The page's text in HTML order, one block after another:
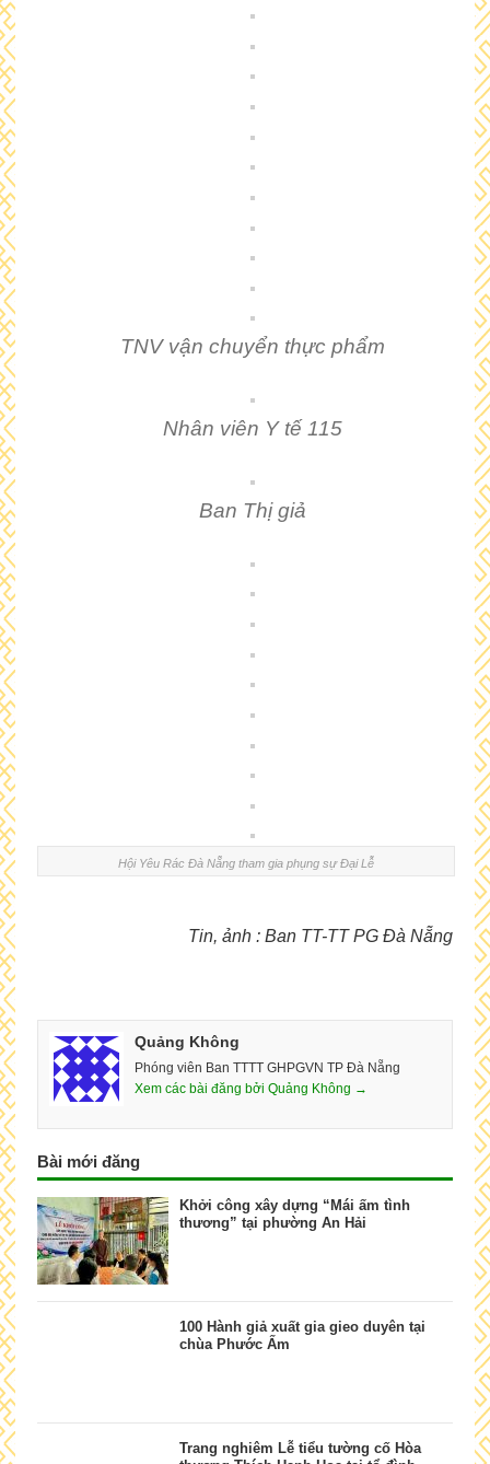
TNV vận chuyển thực phẩm
Nhân viên Y tế 115
Ban Thị giả
Hội Yêu Rác Đà Nẵng tham gia phụng sự Đại Lễ
Tin, ảnh : Ban TT-TT PG Đà Nẵng
Quảng Không
Phóng viên Ban TTTT GHPGVN TP Đà Nẵng
Xem các bài đăng bởi Quảng Không →
Bài mới đăng
Khởi công xây dựng “Mái ấm tình
thương” tại phường An Hải
100 Hành giả xuất gia gieo duyên tại
chùa Phước Ấm
Trang nghiêm Lễ tiểu tường cố Hòa